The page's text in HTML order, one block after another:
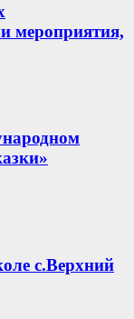
мероприятия,
с.Верхний